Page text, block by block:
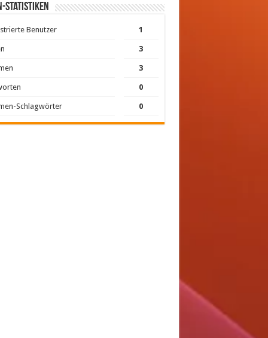
Statistiken
Benutzer 1
3
3
0
Schlagwörter 0